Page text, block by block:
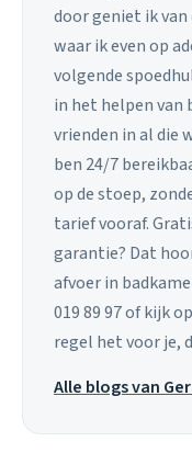
door geniet ik
waar ik even op
volgende
in het helpen van
vrienden in al die
ben 24/7
op de stoep,
tarief vooraf.
garantie? Dat
afvoer in
019 89 97 of kijk
regel het voor je,
Alle blogs van